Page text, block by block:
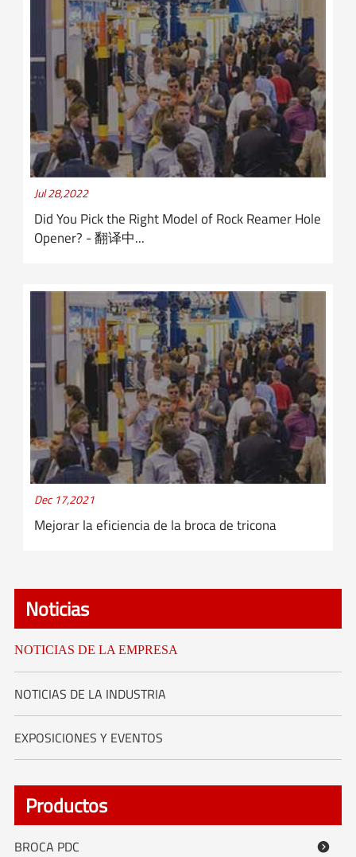
Jul 28,2022
Did You Pick the Right Model of Rock Reamer Hole
Opener? - 翻译中...
Dec 17,2021
Mejorar la eficiencia de la broca de tricona
Noticias
NOTICIAS DE LA EMPRESA
NOTICIAS DE LA INDUSTRIA
EXPOSICIONES Y EVENTOS
Productos
BROCA PDC 